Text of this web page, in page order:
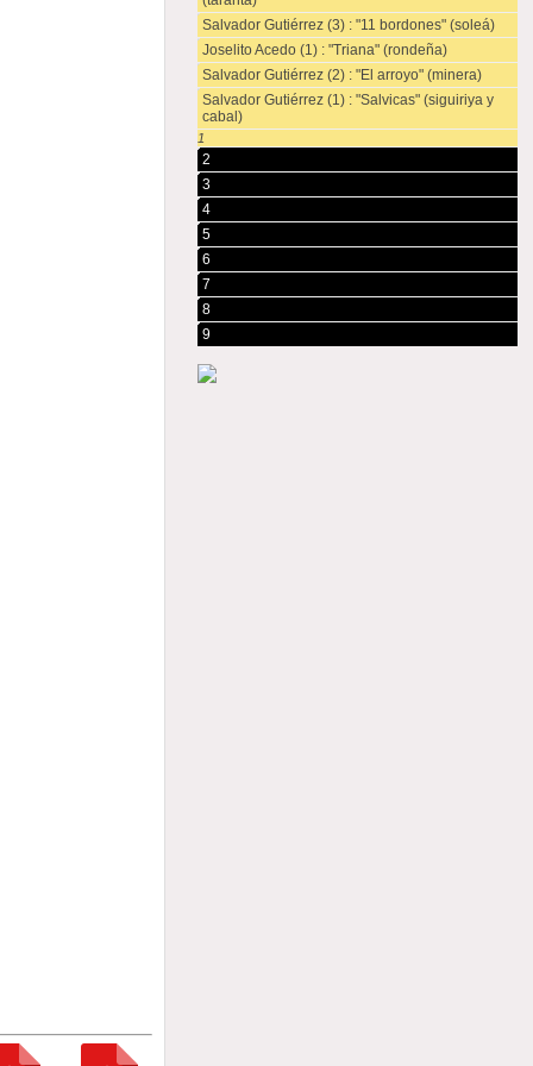
Salvador Gutiérrez (3) : "11 bordones" (soleá)
Joselito Acedo (1) : "Triana" (rondeña)
Salvador Gutiérrez (2) : "El arroyo" (minera)
Salvador Gutiérrez (1) : "Salvicas" (siguiriya y
cabal)
1
2
3
4
5
6
7
8
9